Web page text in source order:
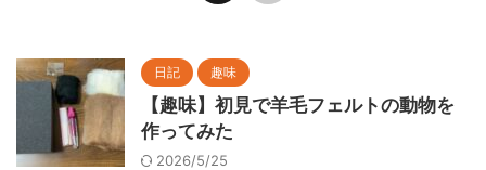
日記 趣味
【趣味】初見で羊毛フェルトの動物を
作ってみた
2026/5/25